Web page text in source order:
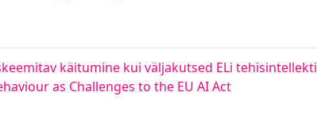
käitumine kui väljakutsed ELi tehisintellekti
as Challenges to the EU AI Act